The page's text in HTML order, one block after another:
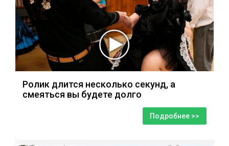
Ролик длится несколько секунд, а
смеяться вы будете долго
Подробнее >>